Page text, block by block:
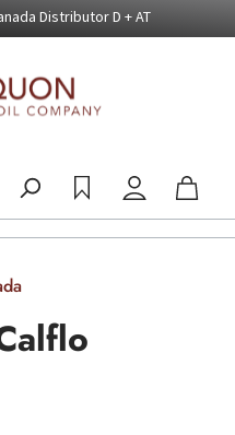
Distributor D + AT